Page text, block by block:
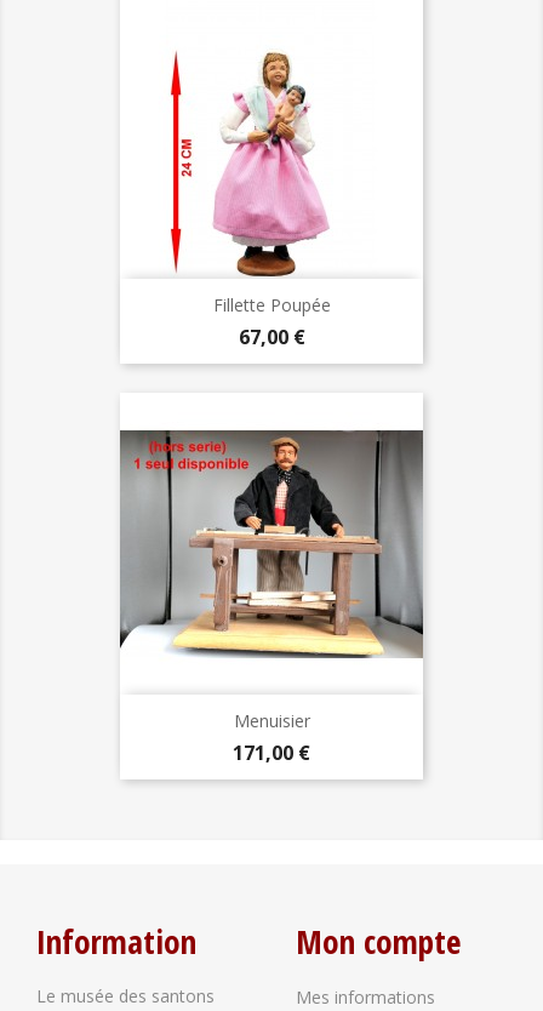
Fillette Poupée
Prix
67,00 €
Menuisier
Prix
171,00 €
Information
Le musée des santons
Mon compte
Mes informations